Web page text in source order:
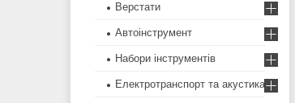
Верстати
Автоінструмент
Набори інструментів
Електротранспорт та акустика